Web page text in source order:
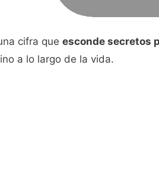
cifra que esconde secretos
a lo largo de la vida.